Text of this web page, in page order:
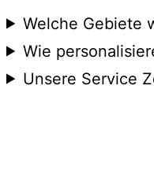
Welche Gebiete
Wie
Unsere Service